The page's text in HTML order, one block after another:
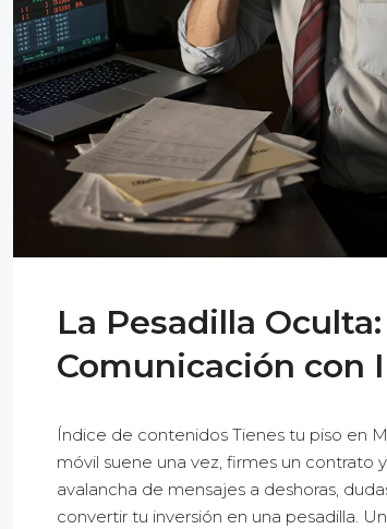
La Pesadilla
Comunicación con
Índice de contenidos Tienes tu piso en
móvil suene una vez, firmes un contrato
avalancha de mensajes a deshoras,
convertir tu inversión en una pesadilla.